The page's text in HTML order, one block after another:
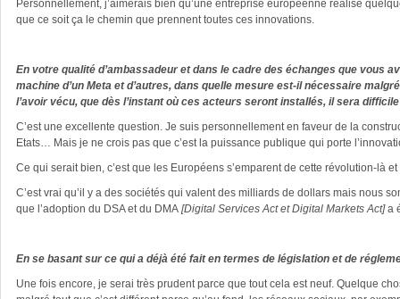
Personnellement, j’aimerais bien qu’une entreprise européenne réalise
que ce soit ça le chemin que prennent toutes ces innovations.
En votre qualité d’ambassadeur et dans le cadre des échanges que vous
machine d’un Meta et d’autres, dans quelle mesure est-il nécessaire
l’avoir vécu, que dès l’instant où ces acteurs seront installés, il sera
C’est une excellente question. Je suis personnellement en faveur de la
Etats… Mais je ne crois pas que c’est la puissance publique qui porte
Ce qui serait bien, c’est que les Européens s’emparent de cette révolution-là
C’est vrai qu’il y a des sociétés qui valent des milliards de dollars mais nous
que l’adoption du DSA et du DMA [Digital Services Act et Digital Markets Act]a
En se basant sur ce qui a déjà été fait en termes de législation et de
Une fois encore, je serai très prudent parce que tout cela est neuf. Quelque